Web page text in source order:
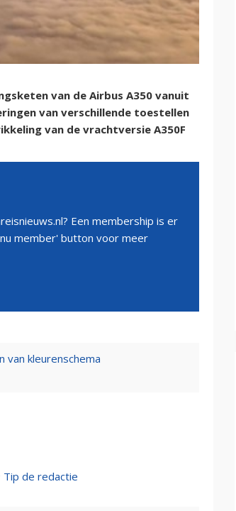
van de Airbus A350 vanuit
van verschillende toestellen
van de vrachtversie A350F
Een membership is er
member' button voor meer
van kleurenschema
Tip de redactie